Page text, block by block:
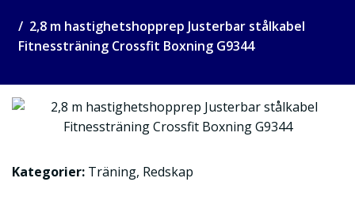
2,8 m hastighetshopprep Justerbar stålkabel
Fitnessträning Crossfit Boxning G9344
Kategorier: Träning, Redskap